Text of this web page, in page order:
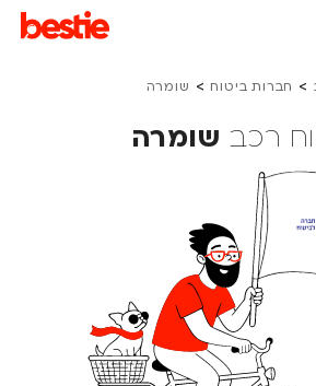
> חברות ביטוח > שומרה
רכב שומרה